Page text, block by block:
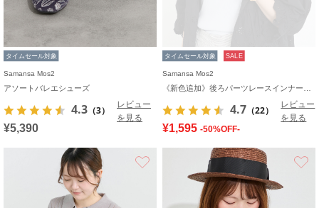
タイムセール対象
Samansa Mos2
アソートバレエシューズ
4.3 （3）
レビュー
を見る
¥5,390
タイムセール対象 SALE
Samansa Mos2
4.7 （22）
レビュー
を見る
¥1,595 -50%OFF-